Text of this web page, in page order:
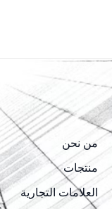
من نحن
منتجات
العلامات التجارية